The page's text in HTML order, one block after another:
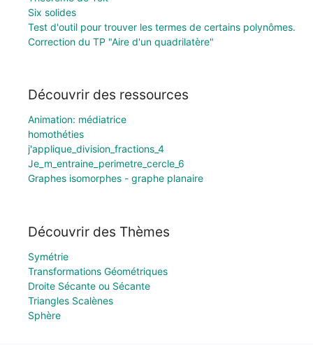
Six solides
Test d'outil pour trouver les termes de certains polynômes.
Correction du TP "Aire d'un quadrilatère"
Découvrir des ressources
Animation: médiatrice
homothéties
j'applique_division_fractions_4
Je_m_entraine_perimetre_cercle_6
Graphes isomorphes - graphe planaire
Découvrir des Thèmes
Symétrie
Transformations Géométriques
Droite Sécante ou Sécante
Triangles Scalènes
Sphère